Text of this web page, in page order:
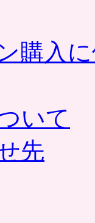
購入
いて
先